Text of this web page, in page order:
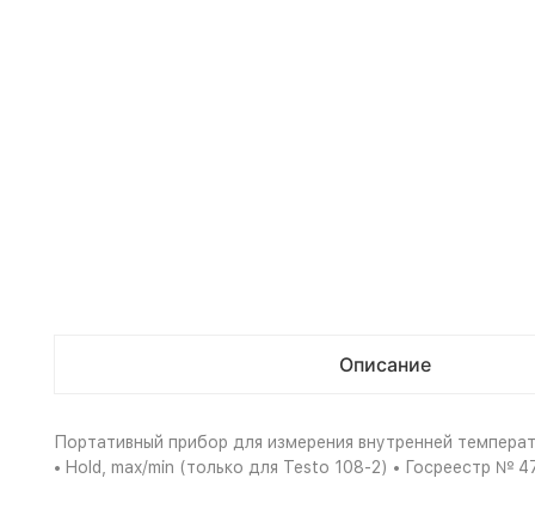
Описание
Портативный прибор для измерения внутренней
• Hold, max/min (только для Testo 108-2) • Госреестр